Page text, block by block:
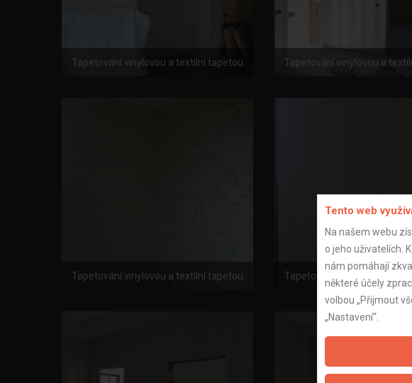
Tapetování vinylovou a textilní tapetou Tapetování vinylovou a
Tapetování vinylovou a textilní tapetou Tapetování vinylovou a
Tento web
Na našem webu
o jeho uživatelích.
nám pomáhají
některé účely
volbou „Přijmout
„Nastavení“.